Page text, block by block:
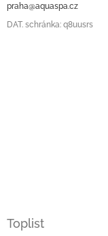
praha@aquaspa.cz
DAT. schránka: q8uusrs
Toplist